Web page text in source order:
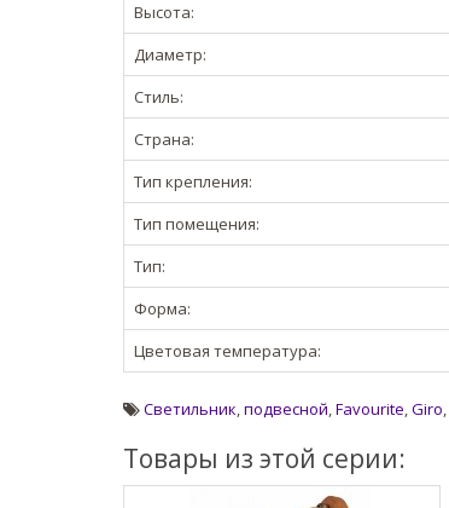
Высота:
Диаметр:
Стиль:
Страна:
Тип крепления:
Тип помещения:
Тип:
Форма:
Цветовая температура:
Светильник,подвесной,Favourite,Giro,
Товары из этой серии: